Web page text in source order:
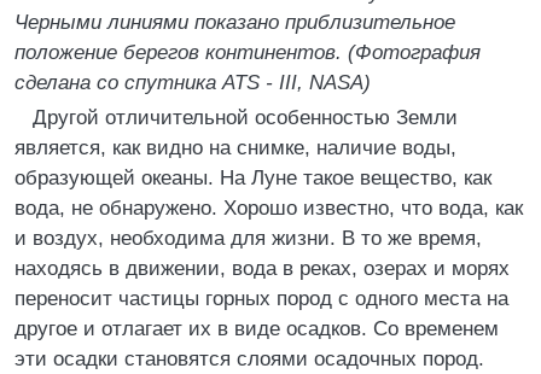
Черными линиями показано приблизительное
положение берегов континентов. (Фотография
сделана со спутника ATS - III, NASA)
Другой отличительной особенностью Земли
является, как видно на снимке, наличие воды,
образующей океаны. На Луне такое вещество, как
вода, не обнаружено. Хорошо известно, что вода, как
и воздух, необходима для жизни. В то же время,
находясь в движении, вода в реках, озерах и морях
переносит частицы горных пород с одного места на
другое и отлагает их в виде осадков. Со временем
эти осадки становятся слоями осадочных пород.